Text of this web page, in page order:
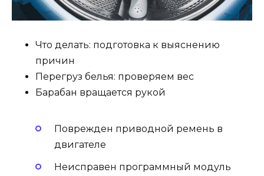
Что делать: подготовка к выяснению
причин
Перегруз белья: проверяем вес
Барабан вращается рукой
Поврежден приводной ремень в
двигателе
Неисправен программный модуль